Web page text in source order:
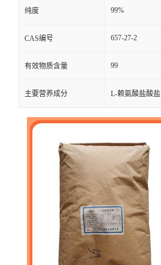
纯度 99%
CAS编号 657-27-2
有效物质含量 99
主要营养成分 L-赖氨酸盐酸盐